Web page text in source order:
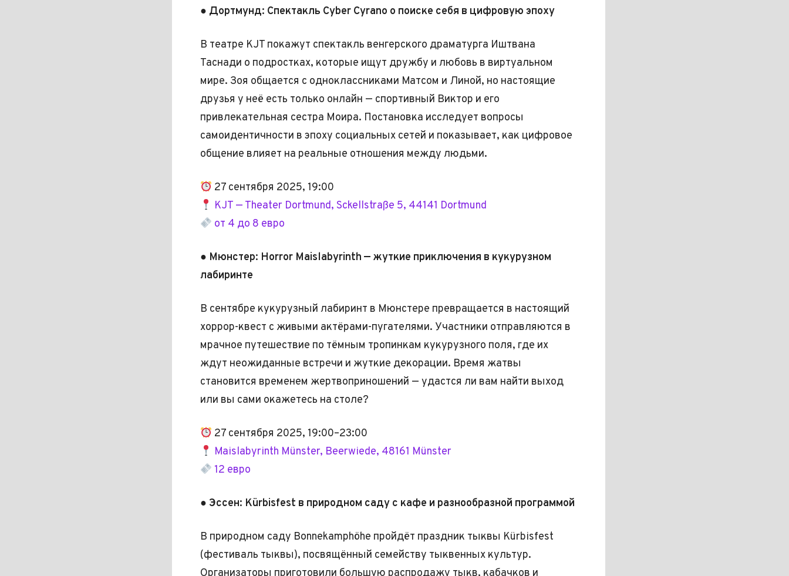
● Дортмунд: Спектакль Cyber Cyrano о поиске себя в цифровую эпоху
В театре KJT покажут спектакль венгерского драматурга Иштвана
Таснади о подростках, которые ищут дружбу и любовь в виртуальном
мире. Зоя общается с одноклассниками Матсом и Линой, но настоящие
друзья у неё есть только онлайн — спортивный Виктор и его
привлекательная сестра Моира. Постановка исследует вопросы
самоидентичности в эпоху социальных сетей и показывает, как цифровое
общение влияет на реальные отношения между людьми.
27 сентября 2025, 19:00
KJT — Theater Dortmund, Sckellstraße 5, 44141 Dortmund
от 4 до 8 евро
● Мюнстер: Horror Maislabyrinth — жуткие приключения в кукурузном
лабиринте
В сентябре кукурузный лабиринт в Мюнстере превращается в настоящий
хоррор-квест с живыми актёрами-пугателями. Участники отправляются в
мрачное путешествие по тёмным тропинкам кукурузного поля, где их
ждут неожиданные встречи и жуткие декорации. Время жатвы
становится временем жертвоприношений — удастся ли вам найти выход
или вы сами окажетесь на столе?
27 сентября 2025, 19:00–23:00
Maislabyrinth Münster, Beerwiede, 48161 Münster
12 евро
● Эссен: Kürbisfest в природном саду с кафе и разнообразной программой
В природном саду Bonnekamphöhe пройдёт праздник тыквы Kürbisfest
(фестиваль тыквы), посвящённый семейству тыквенных культур.